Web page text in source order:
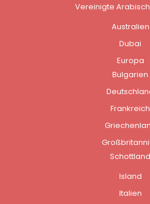
Vereinigte
Australien
Dubai
Europa
Bulgarien
Frankreich
Schottland
Island
Italien